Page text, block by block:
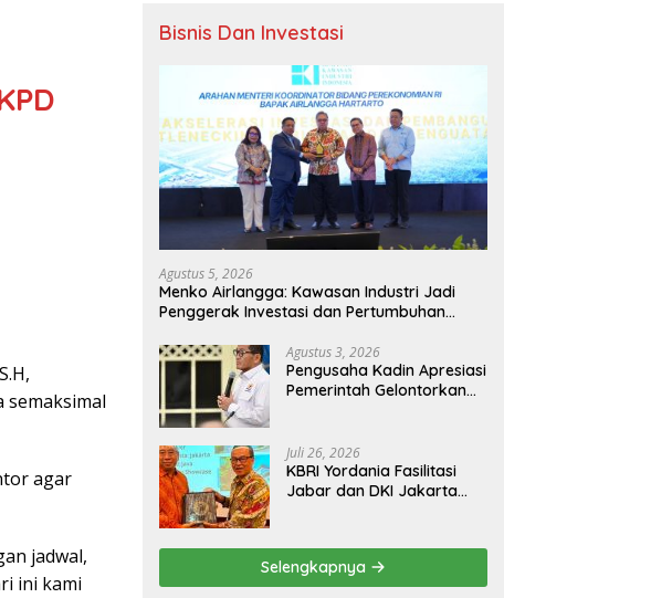
agar
jadwal,
ini kami
Bisnis Dan Investasi
Agustus 5, 2026
Menko Airlangga: Kawasan Industri Jadi
Penggerak Investasi dan Pertumbuhan
Agustus 3, 2026
Pengusaha Kadin Apresiasi
Pemerintah Gelontorkan
Juli 26, 2026
KBRI Yordania Fasilitasi
Jabar dan DKI Jakarta
Internasional
Selengkapnya